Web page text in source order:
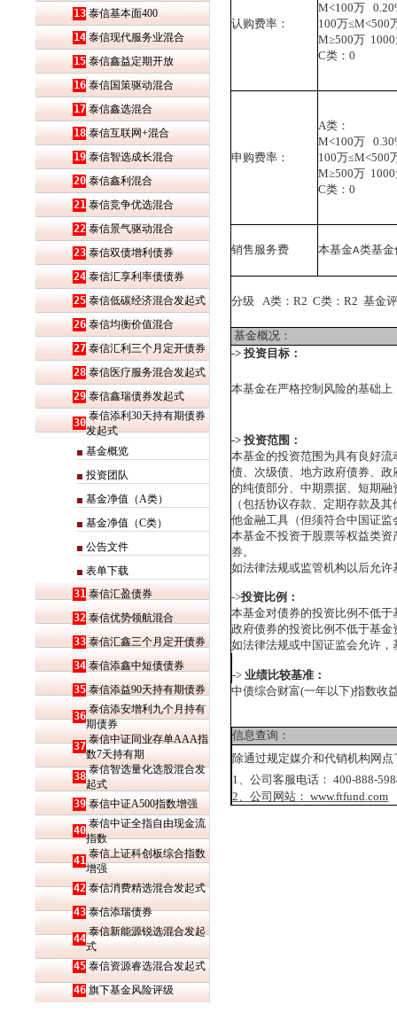
13 泰信基本面400
14 泰信现代服务业混合
15 泰信鑫益定期开放
16 泰信国策驱动混合
17 泰信鑫选混合
18 泰信互联网+混合
19 泰信智选成长混合
20 泰信鑫利混合
21 泰信竞争优选混合
22 泰信景气驱动混合
23 泰信双债增利债券
24 泰信汇享利率债债券
25 泰信低碳经济混合发起式
26 泰信均衡价值混合
27 泰信汇利三个月定开债券
28 泰信医疗服务混合发起式
29 泰信鑫瑞债券发起式
30
泰信添利30天持有期债券
发起式
基金概览
投资团队
基金净值（A类）
基金净值（C类）
公告文件
表单下载
31 泰信汇盈债券
32 泰信优势领航混合
33 泰信汇鑫三个月定开债券
34 泰信添鑫中短债债券
35 泰信添益90天持有期债券
36
泰信添安增利九个月持有
期债券
37
泰信中证同业存单AAA指
数7天持有期
38
泰信智选量化选股混合发
起式
39 泰信中证A500指数增强
40
泰信中证全指自由现金流
指数
41
泰信上证科创板综合指数
增强
42 泰信消费精选混合发起式
43 泰信添瑞债券
44
泰信新能源锐选混合发起
式
45 泰信资源睿选混合发起式
46 旗下基金风险评级
认购费率：
M<100万
100万≤M<500
M≥500万 1000
C类：0
申购费率：
A类：
M<100万
100万≤M<500
M≥500万 1000
C类：0
销售服务费 本基金A类基
分级 A类：R2 C类：R2基金
基金概况：
->投资目标：
本基金在严格控制风险的基础
->投资范围：
本基金的投资范围为具有良好
债、次级债、地方政府债券、
的纯债部分、中期票据、短期
（包括协议存款、定期存款及
他金融工具（但须符合中国证监
本基金不投资于股票等权益类
券。
如法律法规或监管机构以后允
->投资比例：
本基金对债券的投资比例不低于
政府债券的投资比例不低于基金
如法律法规或中国证监会允许
->业绩比较基准：
中债综合财富(一年以下)指数收
信息查询：
除通过规定媒介和代销机构网
1、公司客服电话： 400-888-
2、公司网站： www.ftfund.com